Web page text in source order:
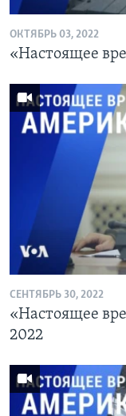
ОКТЯБРЬ 03, 2022
«Настоящее
СЕНТЯБРЬ 30, 2022
«Настоящее
2022